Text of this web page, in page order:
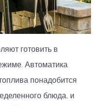
готовить в
Автоматика
понадобится
блюда, и